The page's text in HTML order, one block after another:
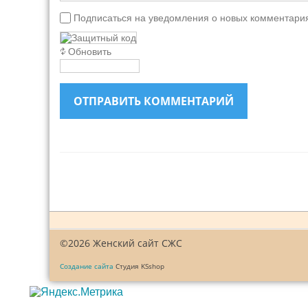
Подписаться на уведомления о новых
Обновить
ОТПРАВИТЬ КОММЕНТАРИЙ
©2026 Женский сайт СЖС
Создание сайта Студия KSshop